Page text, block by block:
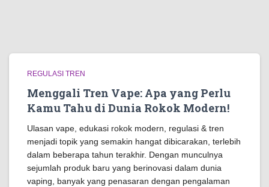
REGULASI TREN
Menggali Tren Vape: Apa yang Perlu
Kamu Tahu di Dunia Rokok Modern!
Ulasan vape, edukasi rokok modern, regulasi & tren
menjadi topik yang semakin hangat dibicarakan, terlebih
dalam beberapa tahun terakhir. Dengan munculnya
sejumlah produk baru yang berinovasi dalam dunia
vaping, banyak yang penasaran dengan pengalaman